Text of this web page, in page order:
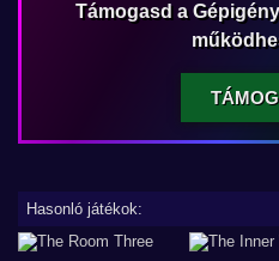
Támogasd a
Hasonló játékok: